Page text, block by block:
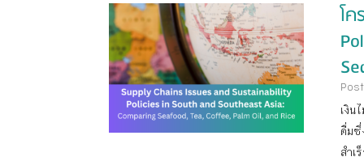
โ
เงิน
ดื่มซึ่
สำเ